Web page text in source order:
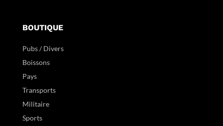
BOUTIQUE
Pubs / Divers
Boissons
Pays
Transports
Militaire
Sports